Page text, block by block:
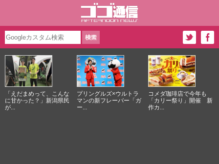
「えだまめって、こんな
に甘かった？」新潟県民
が...
プリングルズ×ウルトラ
マンの新フレーバー「ガ
ー...
コメダ珈琲店で今年も
「カリー祭り」開催 新
作カ...